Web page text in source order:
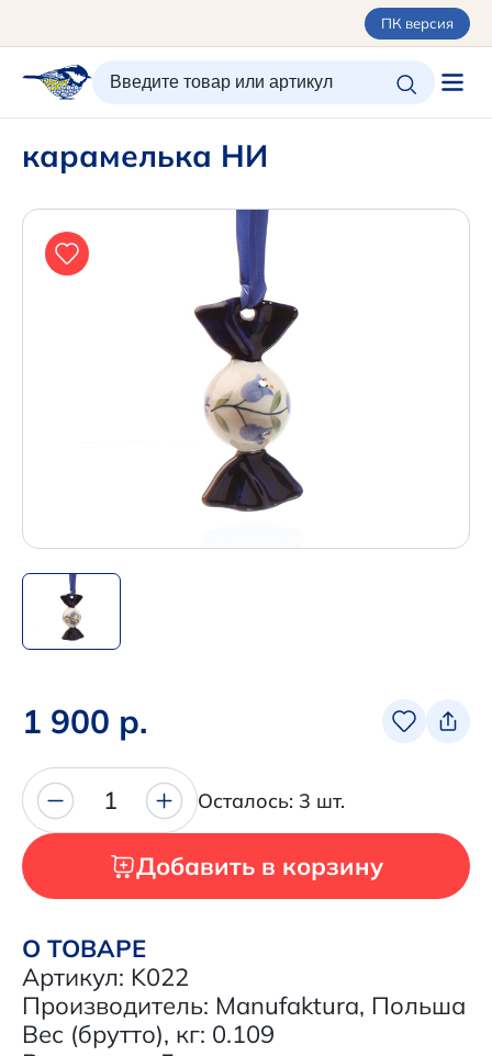
ПК версия
ИЗБРАННОЕ ВХОД/РЕГИСТРАЦИЯ КОРЗИНА
Орнаменты
О керамике
Оплата и доставка
Подарочные карты
Новинки
+7 (495) 680-44-95 /
+7 (495) 680-92-00
Написать нам в Телеграм
+7 (925) 294-91-85
карамелька НИ
1 900 р.
О ТОВАРЕ
Артикул: K022
Производитель: Manufaktura, Польша
Вес (брутто), кг: 0.109
1 Осталось: 3 шт.
Добавить в корзину